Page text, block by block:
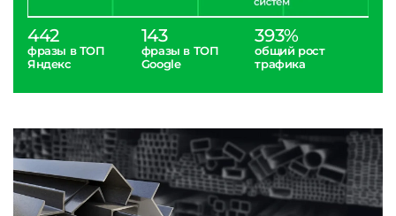
442
фразы в ТОП
Яндекс
143
фразы в ТОП
Google
393%
общий рост
трафика